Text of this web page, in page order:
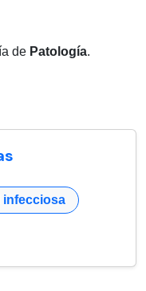
de Patología.
infecciosa